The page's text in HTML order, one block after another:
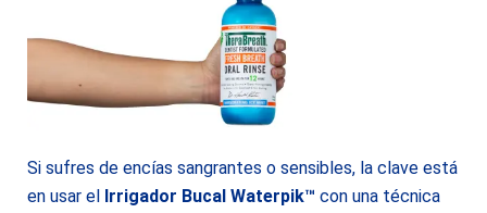
Si sufres de encías sangrantes o sensibles, la clave está
en usar el Irrigador Bucal Waterpik™ con una técnica